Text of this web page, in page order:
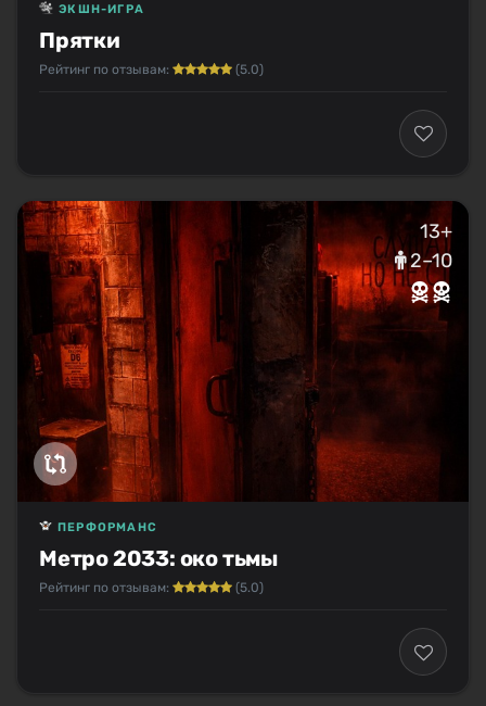
Прятки
ЭКШН-ИГРА
Рейтинг по отзывам: (5.0)
13+
2–10
Метро 2033: око тьмы
ПЕРФОРМАНС
Рейтинг по отзывам: (5.0)